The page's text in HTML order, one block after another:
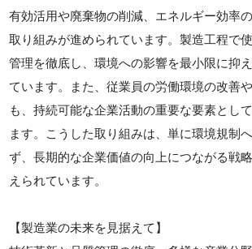
有効活用や廃棄物の削減、エネルギー効率
取り組みが進められています。製造工程で
管理を徹底し、環境への影響を最小限に抑
ています。また、従業員の労働環境の改善
も、持続可能な企業活動の重要な要素とし
ます。こうした取り組みは、単に環境規制
ず、長期的な企業価値の向上につながる戦
えられています。
【製造業の未来を見据えて】